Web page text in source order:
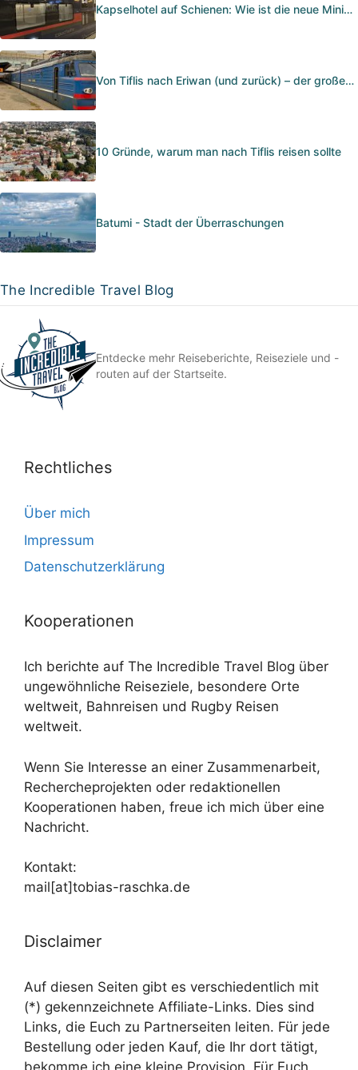
Kapselhotel auf Schienen: Wie ist die neue Mini…
Von Tiflis nach Eriwan (und zurück) – der große…
10 Gründe, warum man nach Tiflis reisen sollte
Batumi - Stadt der Überraschungen
The Incredible Travel Blog
Entdecke mehr Reiseberichte, Reiseziele und -
routen auf der Startseite.
Rechtliches
Über mich
Impressum
Datenschutzerklärung
Kooperationen
Ich berichte auf The Incredible Travel Blog über
ungewöhnliche Reiseziele, besondere Orte
weltweit, Bahnreisen und Rugby Reisen
weltweit.
Wenn Sie Interesse an einer Zusammenarbeit,
Rechercheprojekten oder redaktionellen
Kooperationen haben, freue ich mich über eine
Nachricht.
Kontakt:
mail[at]tobias-raschka.de
Disclaimer
Auf diesen Seiten gibt es verschiedentlich mit
(*) gekennzeichnete Affiliate-Links. Dies sind
Links, die Euch zu Partnerseiten leiten. Für jede
Bestellung oder jeden Kauf, die Ihr dort tätigt,